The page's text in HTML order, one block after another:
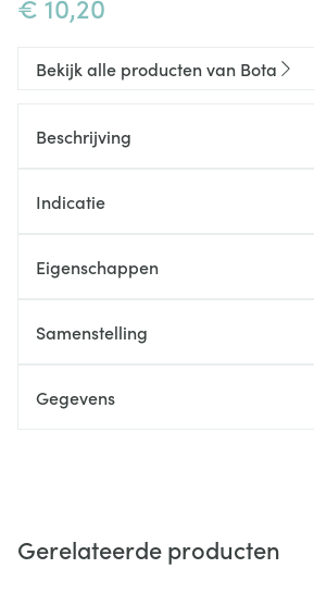
Bekijk alle producten van Bota
Beschrijving
Indicatie
Eigenschappen
Samenstelling
Gegevens
Gerelateerde producten